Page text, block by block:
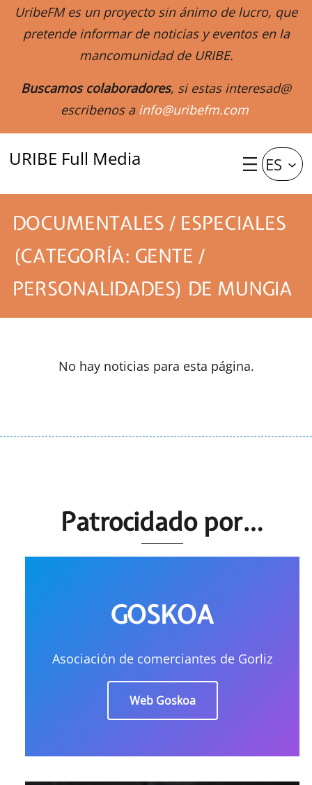
UribeFM es un proyecto sin ánimo de lucro, que
pretende informar de noticias y eventos en la
mancomunidad de URIBE.
Buscamos colaboradores, si estas interesad@
escribenos a info@uribefm.com
URIBE Full Media ES
DOCUMENTALES / ESPECIALES
(CATEGORÍA: GENTE /
PERSONALIDADES) DE MUNGIA
No hay noticias para esta página.
Patrocidado por…
GOSKOA
Asociación de comerciantes de Gorliz
Web Goskoa